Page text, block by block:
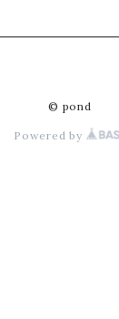
© pond
Powered by